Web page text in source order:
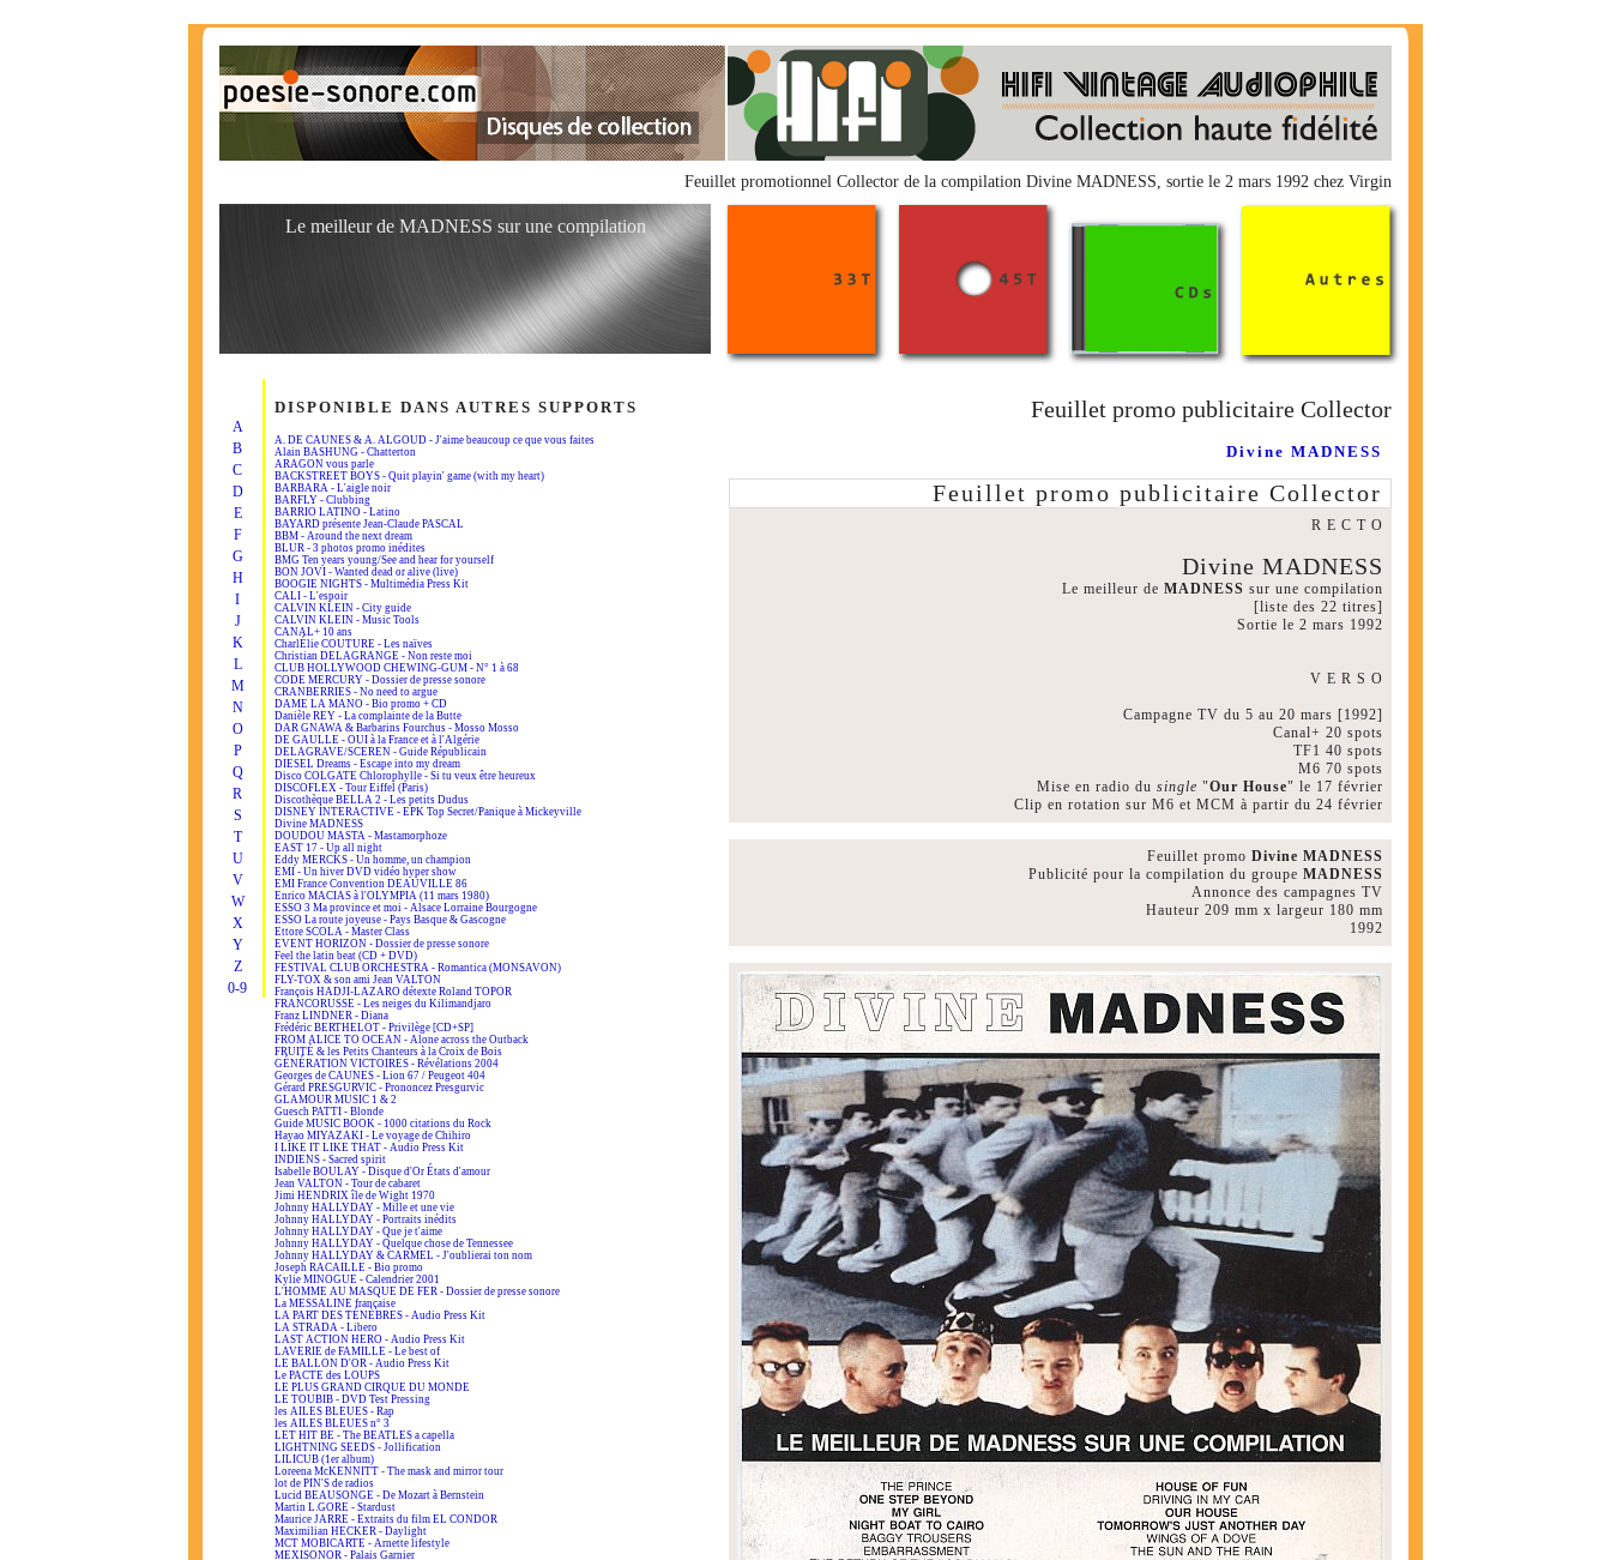
Feuillet promotionnel Collector de la compilation Divine MADNESS, sortie le 2 mars 1992 chez Virgin
Le meilleur de MADNESS sur une compilation
A
B
C
D
E
F
G
H
I
J
K
L
M
N
O
P
Q
R
S
T
U
V
W
X
Y
Z
0-9
DISPONIBLE DANS AUTRES SUPPORTS
A. DE CAUNES & A. ALGOUD - J'aime beaucoup ce que vous faites
Alain BASHUNG - Chatterton
ARAGON vous parle
BACKSTREET BOYS - Quit playin' game (with my heart)
BARBARA - L'aigle noir
BARFLY - Clubbing
BARRIO LATINO - Latino
BAYARD présente Jean-Claude PASCAL
BBM - Around the next dream
BLUR - 3 photos promo inédites
BMG Ten years young/See and hear for yourself
BON JOVI - Wanted dead or alive (live)
BOOGIE NIGHTS - Multimédia Press Kit
CALI - L'espoir
CALVIN KLEIN - City guide
CALVIN KLEIN - Music Tools
CANAL+ 10 ans
CharlÉlie COUTURE - Les naïves
Christian DELAGRANGE - Non reste moi
CLUB HOLLYWOOD CHEWING-GUM - N° 1 à 68
CODE MERCURY - Dossier de presse sonore
CRANBERRIES - No need to argue
DAME LA MANO - Bio promo + CD
Danièle REY - La complainte de la Butte
DAR GNAWA & Barbarins Fourchus - Mosso Mosso
DE GAULLE - OUI à la France et à l'Algérie
DELAGRAVE/SCEREN - Guide Républicain
DIESEL Dreams - Escape into my dream
Disco COLGATE Chlorophylle - Si tu veux être heureux
DISCOFLEX - Tour Eiffel (Paris)
Discothèque BELLA 2 - Les petits Dudus
DISNEY INTERACTIVE - EPK Top Secret/Panique à Mickeyville
Divine MADNESS
DOUDOU MASTA - Mastamorphoze
EAST 17 - Up all night
Eddy MERCKS - Un homme, un champion
EMI - Un hiver DVD vidéo hyper show
EMI France Convention DEAUVILLE 86
Enrico MACIAS à l'OLYMPIA (11 mars 1980)
ESSO 3 Ma province et moi - Alsace Lorraine Bourgogne
ESSO La route joyeuse - Pays Basque & Gascogne
Ettore SCOLA - Master Class
EVENT HORIZON - Dossier de presse sonore
Feel the latin beat (CD + DVD)
FESTIVAL CLUB ORCHESTRA - Romantica (MONSAVON)
FLY-TOX & son ami Jean VALTON
François HADJI-LAZARO détexte Roland TOPOR
FRANCORUSSE - Les neiges du Kilimandjaro
Franz LINDNER - Diana
Frédéric BERTHELOT - Privilège [CD+SP]
FROM ALICE TO OCEAN - Alone across the Outback
FRUITÉ & les Petits Chanteurs à la Croix de Bois
GÉNÉRATION VICTOIRES - Révélations 2004
Georges de CAUNES - Lion 67 / Peugeot 404
Gérard PRESGURVIC - Prononcez Presgurvic
GLAMOUR MUSIC 1 & 2
Guesch PATTI - Blonde
Guide MUSIC BOOK - 1000 citations du Rock
Hayao MIYAZAKI - Le voyage de Chihiro
I LIKE IT LIKE THAT - Audio Press Kit
INDIENS - Sacred spirit
Isabelle BOULAY - Disque d'Or États d'amour
Jean VALTON - Tour de cabaret
Jimi HENDRIX île de Wight 1970
Johnny HALLYDAY - Mille et une vie
Johnny HALLYDAY - Portraits inédits
Johnny HALLYDAY - Que je t'aime
Johnny HALLYDAY - Quelque chose de Tennessee
Johnny HALLYDAY & CARMEL - J'oublierai ton nom
Joseph RACAILLE - Bio promo
Kylie MINOGUE - Calendrier 2001
L'HOMME AU MASQUE DE FER - Dossier de presse sonore
La MESSALINE française
LA PART DES TÉNÈBRES - Audio Press Kit
LA STRADA - Libero
LAST ACTION HERO - Audio Press Kit
LAVERIE de FAMILLE - Le best of
LE BALLON D'OR - Audio Press Kit
Le PACTE des LOUPS
LE PLUS GRAND CIRQUE DU MONDE
LE TOUBIB - DVD Test Pressing
les AILES BLEUES - Rap
les AILES BLEUES n° 3
LET HIT BE - The BEATLES a capella
LIGHTNING SEEDS - Jollification
LILICUB (1er album)
Loreena McKENNITT - The mask and mirror tour
lot de PIN'S de radios
Lucid BEAUSONGE - De Mozart à Bernstein
Martin L.GORE - Stardust
Maurice JARRE - Extraits du film EL CONDOR
Maximilian HECKER - Daylight
MCT MOBICARTE - Arnette lifestyle
MEXISONOR - Palais Garnier
Feuillet promo publicitaire Collector
Divine MADNESS
Feuillet promo publicitaire Collector
R E C T O
Divine MADNESS
Le meilleur de MADNESS sur une compilation
[liste des 22 titres]
Sortie le 2 mars 1992
V E R S O
Campagne TV du 5 au 20 mars [1992]
Canal+ 20 spots
TF1 40 spots
M6 70 spots
Mise en radio du single "Our House" le 17 février
Clip en rotation sur M6 et MCM à partir du 24 février
Feuillet promo Divine MADNESS
Publicité pour la compilation du groupe MADNESS
Annonce des campagnes TV
Hauteur 209 mm x largeur 180 mm
1992